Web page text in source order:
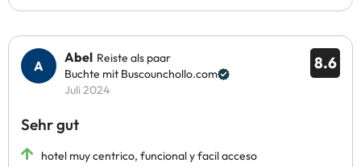
8.6
Abel Reiste als paar
Buchte mit Buscounchollo.com
Juli 2024
Sehr gut
hotel muy centrico, funcional y facil acceso